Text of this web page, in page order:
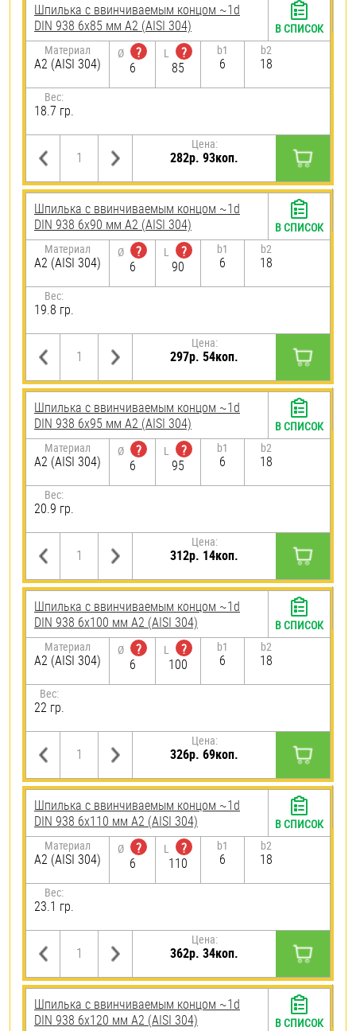
Шпилька c ввинчиваемым концом ~1d
DIN 938 6х85 мм А2 (AISI 304)
Материал
А2 (AISI 304)
Ø
?
6
L
?
85
b1
6
b2
18
Вес:
18.7 гр.
Цена:
282р. 93коп.
В СПИСОК
Шпилька c ввинчиваемым концом ~1d
DIN 938 6х90 мм А2 (AISI 304)
Материал
А2 (AISI 304)
Ø
?
6
L
?
90
b1
6
b2
18
Вес:
19.8 гр.
Цена:
297р. 54коп.
В СПИСОК
Шпилька c ввинчиваемым концом ~1d
DIN 938 6х95 мм А2 (AISI 304)
Материал
А2 (AISI 304)
Ø
?
6
L
?
95
b1
6
b2
18
Вес:
20.9 гр.
Цена:
312р. 14коп.
В СПИСОК
Шпилька c ввинчиваемым концом ~1d
DIN 938 6х100 мм А2 (AISI 304)
Материал
А2 (AISI 304)
Ø
?
6
L
?
100
b1
6
b2
18
Вес:
22 гр.
Цена:
326р. 69коп.
В СПИСОК
Шпилька c ввинчиваемым концом ~1d
DIN 938 6х110 мм А2 (AISI 304)
Материал
А2 (AISI 304)
Ø
?
6
L
?
110
b1
6
b2
18
Вес:
23.1 гр.
Цена:
362р. 34коп.
В СПИСОК
Шпилька c ввинчиваемым концом ~1d
DIN 938 6х120 мм А2 (AISI 304)
В СПИСОК